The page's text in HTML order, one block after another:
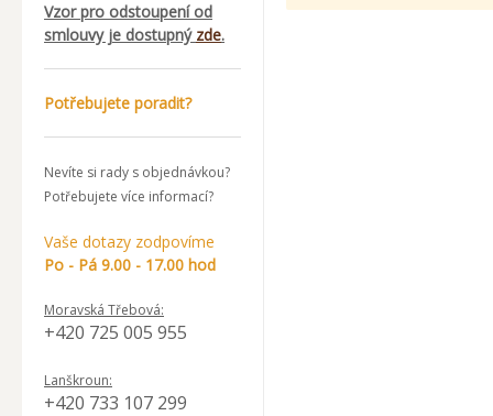
Vzor pro odstoupení od
smlouvy je dostupný zde.
Potřebujete poradit?
Nevíte si rady s objednávkou?
Potřebujete více informací?
Vaše dotazy zodpovíme
Po - Pá 9.00 - 17.00 hod
Moravská Třebová:
+420 725 005 955
Lanškroun:
+420 733 107 299